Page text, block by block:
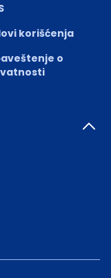
korišćenja
o